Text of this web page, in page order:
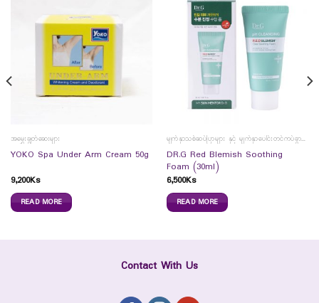
အမွှေးချွတ်ဆေးများ
YOKO Spa Under Arm Cream 50g
9,200Ks
READ MORE
မျက်နှာသစ်ဆပ်ပြာများ နှင့် မျက်နှာပေါင်းတင်ကပ်ခွာများ
DR.G Red Blemish Soothing
Foam (30ml)
6,500Ks
READ MORE
Contact With Us